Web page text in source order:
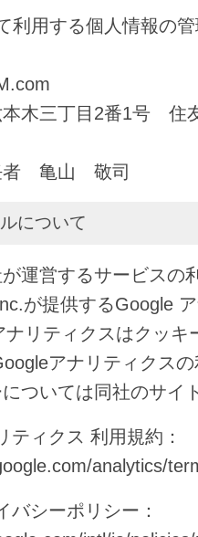
利用する個人情報の
木三丁目2番1号 住
者 亀山 敬司
について
運営するサービスの
が提供するGoogle
ナリティクスはクッ
アナリティクス
ついては同社のサイ
ティクス 利用規約：
analytics/
バシーポリシー：